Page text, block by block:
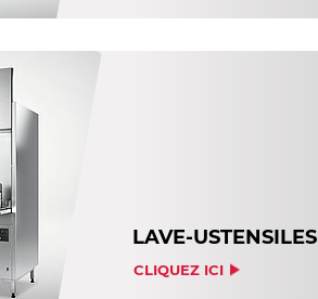
LAVE-USTENSILES
CLIQUEZ ICI